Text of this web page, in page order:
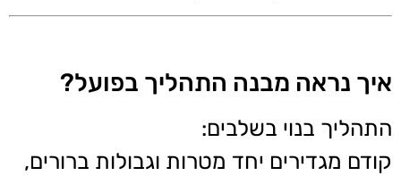
איך נראה מבנה התהליך בפועל?
התהליך בנוי בשלבים:
קודם מגדירים יחד מטרות וגבולות ברורים,